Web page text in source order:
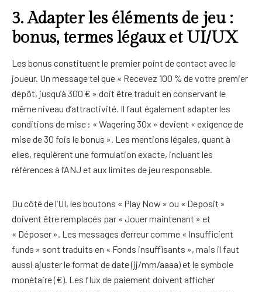
3. Adapter les éléments de jeu :
bonus, termes légaux et UI/UX
Les bonus constituent le premier point de contact avec le
joueur. Un message tel que « Recevez 100 % de votre premier
dépôt, jusqu’à 300 € » doit être traduit en conservant le
même niveau d’attractivité. Il faut également adapter les
conditions de mise : « Wagering 30x » devient « exigence de
mise de 30 fois le bonus ». Les mentions légales, quant à
elles, requièrent une formulation exacte, incluant les
références à l’ANJ et aux limites de jeu responsable.
Du côté de l’UI, les boutons « Play Now » ou « Deposit »
doivent être remplacés par « Jouer maintenant » et
« Déposer ». Les messages d’erreur comme « Insufficient
funds » sont traduits en « Fonds insuffisants », mais il faut
aussi ajuster le format de date (jj/mm/aaaa) et le symbole
monétaire (€). Les flux de paiement doivent afficher